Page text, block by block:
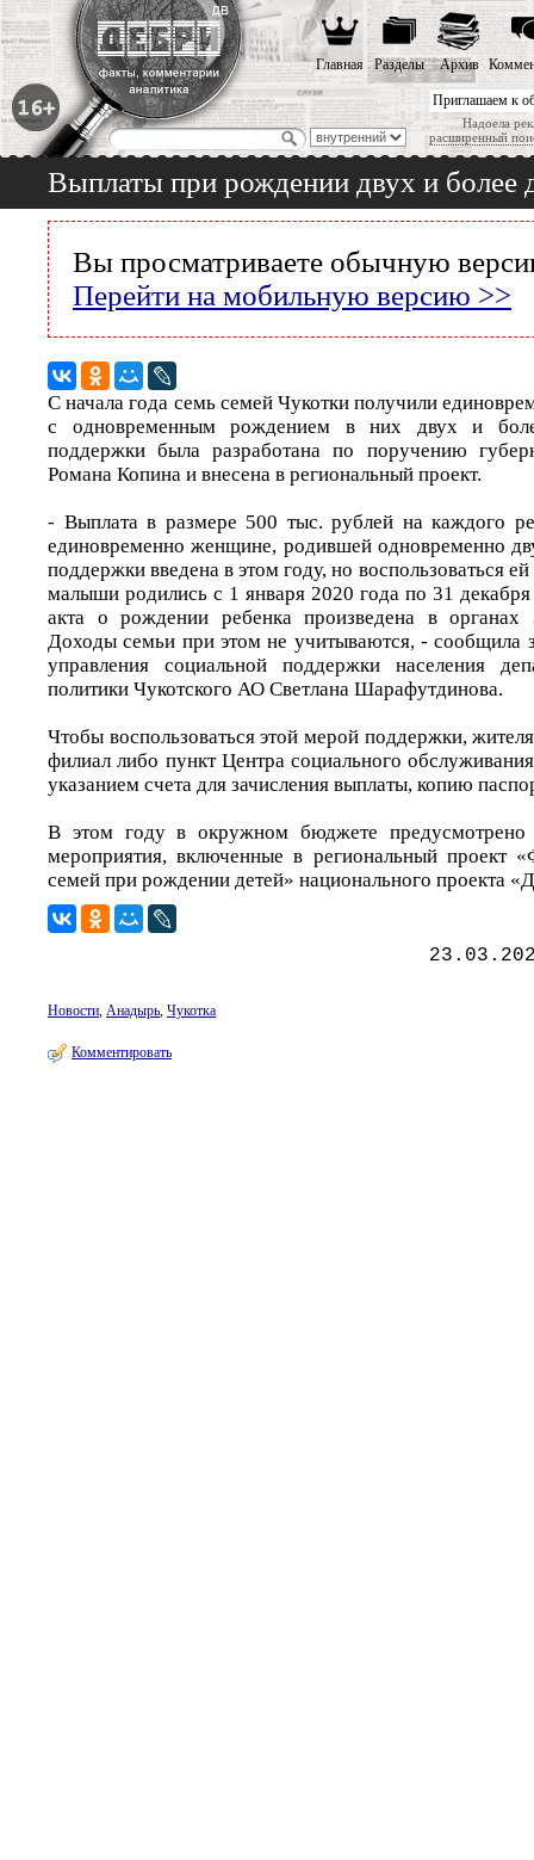
Приглашаем к
Надоела
расширенный
Главная Разделы Архив
Выплаты при рождении двух и более
Вы просматриваете обычную
Перейти на мобильную версию >>
С начала года семь семей Чукотки получили
с одновременным рождением в них двух и
поддержки была разработана по поручению
Романа Копина и внесена в региональный проект.
- Выплата в размере 500 тыс. рублей на каждого
единовременно женщине, родившей одновременно
поддержки введена в этом году, но воспользоваться
малыши родились с 1 января 2020 года по 31 декабря
акта о рождении ребенка произведена в
Доходы семьи при этом не учитываются, - сообщила
управления социальной поддержки населения
политики Чукотского АО Светлана Шарафутдинова.
Чтобы воспользоваться этой мерой поддержки,
филиал либо пункт Центра социального
указанием счета для зачисления выплаты, копию
В этом году в окружном бюджете
мероприятия, включенные в региональный проект
семей при рождении детей» национального проекта
Новости, Анадырь, Чукотка
Комментировать